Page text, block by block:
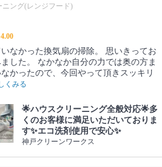
ニング(レンジフード)
4.00
なかった換気扇の掃除。 思いきってお
した。 なかなか自分の力では奥の方ま
かったので、今回やって頂きスッキリ
くみる
🌟ハウスクリーニング全般対応🌟多
くのお客様に満足いただいておりま
す✨エコ洗剤使用で安心✨
神戸クリーンワークス